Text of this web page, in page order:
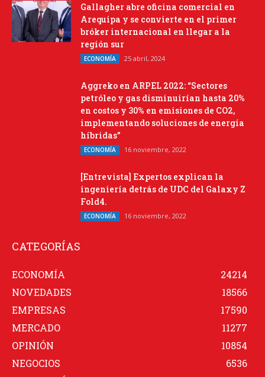
Gallagher abre oficina comercial en
Arequipa y se convierte en el primer
bróker internacional en llegar a la
región sur
ECONOMÍA 25 abril, 2024
Aggreko en ARPEL 2022: “Sectores
petróleo y gas disminuirían hasta 20%
en costos y 30% en emisiones de CO2,
implementando soluciones de energía
híbridas”
ECONOMÍA 16 noviembre, 2022
[Entrevista] Expertos explican la
ingeniería detrás de UDC del Galaxy Z
Fold4.
ECONOMÍA 16 noviembre, 2022
CATEGORÍAS
ECONOMÍA
24214
NOVEDADES
18566
EMPRESAS
17590
MERCADO
11277
OPINIÓN
10854
NEGOCIOS
6536